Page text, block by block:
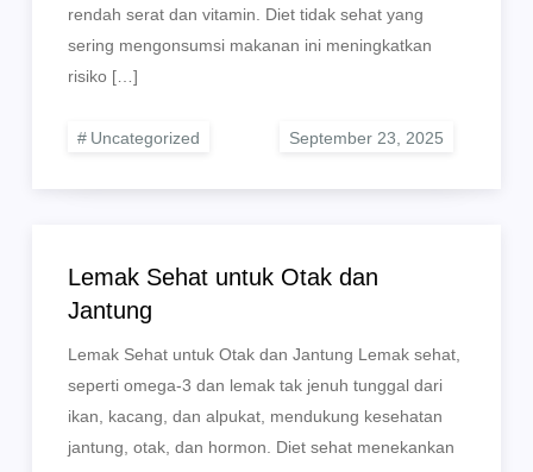
rendah serat dan vitamin. Diet tidak sehat yang
sering mengonsumsi makanan ini meningkatkan
risiko […]
Uncategorized
Lemak Sehat untuk Otak dan
Jantung
Lemak Sehat untuk Otak dan Jantung Lemak sehat,
seperti omega-3 dan lemak tak jenuh tunggal dari
ikan, kacang, dan alpukat, mendukung kesehatan
jantung, otak, dan hormon. Diet sehat menekankan